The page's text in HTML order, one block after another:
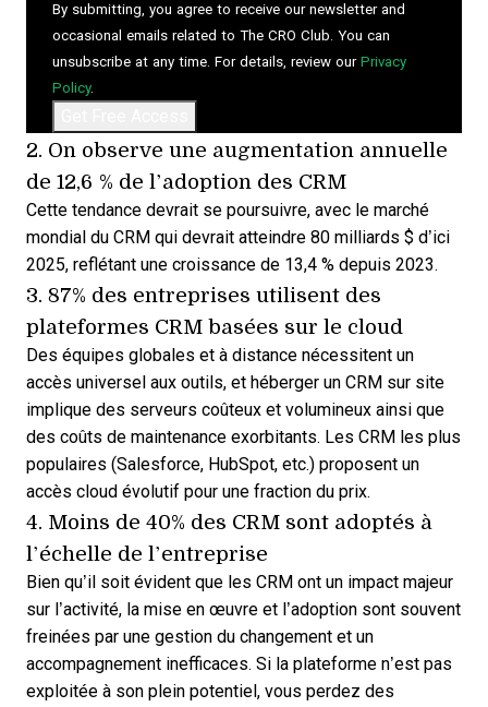
By submitting, you agree to receive our newsletter and
occasional emails related to The CRO Club. You can
unsubscribe at any time. For details, review our Privacy
Policy.
2. On observe une augmentation annuelle
de 12,6 % de l’adoption des CRM
Cette tendance devrait se poursuivre, avec le marché
mondial du CRM qui devrait atteindre 80 milliards $ d’ici
2025, reflétant une croissance de 13,4 % depuis 2023.
3. 87% des entreprises utilisent des
plateformes CRM basées sur le cloud
Des équipes globales et à distance nécessitent un
accès universel aux outils, et héberger un CRM sur site
implique des serveurs coûteux et volumineux ainsi que
des coûts de maintenance exorbitants. Les CRM les plus
populaires (Salesforce, HubSpot, etc.) proposent un
accès cloud évolutif pour une fraction du prix.
4. Moins de 40% des CRM sont adoptés à
l’échelle de l’entreprise
Bien qu’il soit évident que les CRM ont un impact majeur
sur l’activité, la mise en œuvre et l’adoption sont souvent
freinées par une gestion du changement et un
accompagnement inefficaces. Si la plateforme n’est pas
exploitée à son plein potentiel, vous perdez des